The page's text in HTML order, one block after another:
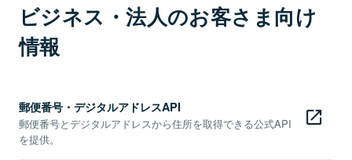
ビジネス・法人のお客さま向け
情報
郵便番号・デジタルアドレスAPI
郵便番号とデジタルアドレスから住所を取得できる公式API
を提供。